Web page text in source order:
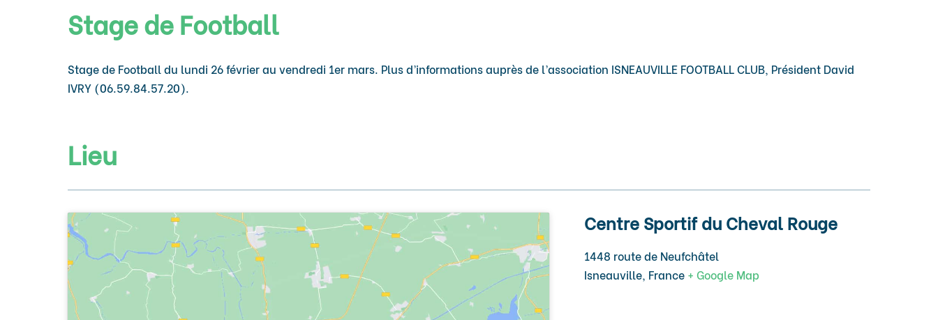
Stage de Football
Stage de Football du lundi 26 février au vendredi 1er mars. Plus d’informations auprès de l’association ISNEAUVILLE FOOTBALL CLUB, Président David
IVRY (06.59.84.57.20).
Lieu
Centre Sportif du Cheval Rouge
1448 route de Neufchâtel
Isneauville, France + Google Map